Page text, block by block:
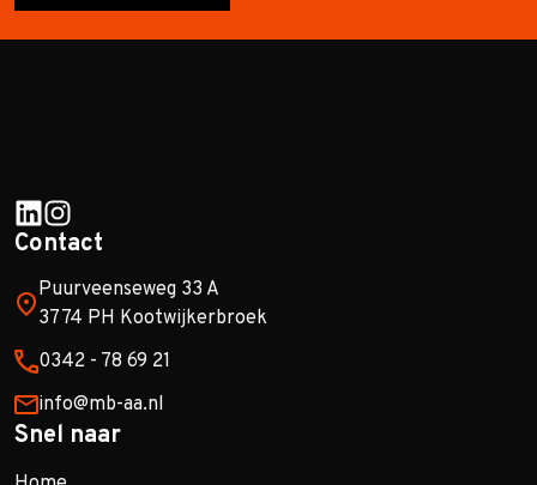
Contact
Puurveenseweg 33 A
3774 PH Kootwijkerbroek
0342 - 78 69 21
info@mb-aa.nl
Snel naar